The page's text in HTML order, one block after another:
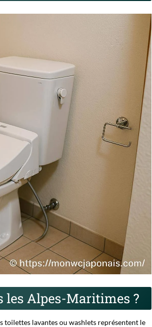
les Alpes-Maritimes ?
toilettes lavantesou washlets représentent le